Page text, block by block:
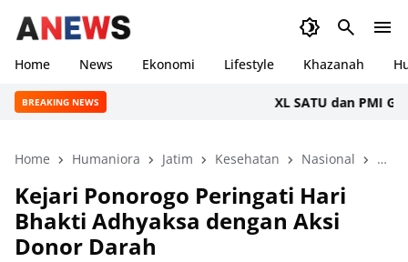
Home News Ekonomi Lifestyle Khazanah
BREAKING NEWS XL SATU dan PMI Gelar
Home Humaniora Jatim Kesehatan Nasional
Kejari Ponorogo Peringati Hari
Bhakti Adhyaksa dengan Aksi
Donor Darah